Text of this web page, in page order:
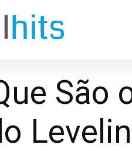
São